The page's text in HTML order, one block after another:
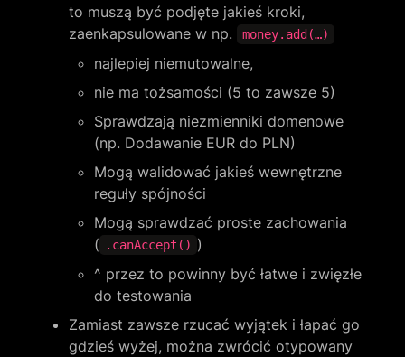
to muszą być podjęte jakieś kroki,
zaenkapsulowane w np.
money.add(…)
najlepiej niemutowalne,
nie ma tożsamości (5 to zawsze 5)
Sprawdzają niezmienniki domenowe
(np. Dodawanie EUR do PLN)
Mogą walidować jakieś wewnętrzne
reguły spójności
Mogą sprawdzać proste zachowania
(
.canAccept() )
^ przez to powinny być łatwe i zwięzłe
do testowania
Zamiast zawsze rzucać wyjątek i łapać go
gdzieś wyżej, można zwrócić otypowany